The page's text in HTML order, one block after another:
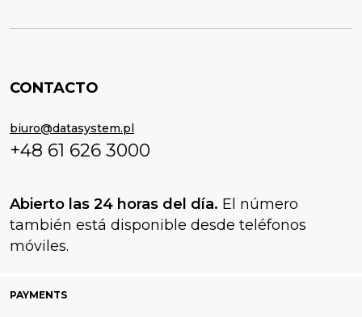
CONTACTO
biuro@datasystem.pl
+48 61 626 3000
Abierto las 24 horas del día. El número
también está disponible desde teléfonos
móviles.
PAYMENTS